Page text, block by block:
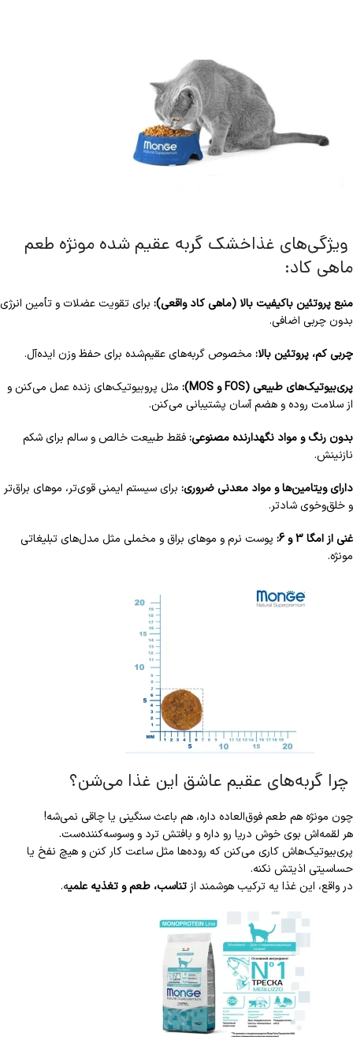
ویژگی‌های غذاخشک گربه عقیم شده مونژه طعم
ماهی کاد:
منبع پروتئین باکیفیت بالا (ماهی کاد واقعی): برای تقویت عضلات و تأمین انرژی
بدون چربی اضافی.
چربی کم، پروتئین بالا: مخصوص گربه‌های عقیم‌شده برای حفظ وزن ایده‌آل.
پری‌بیوتیک‌های طبیعی (FOS و MOS):
مثل پروبیوتیک‌های زنده عمل می‌کنن و
از سلامت روده و هضم آسان پشتیبانی می‌کنن.
بدون رنگ و مواد نگهدارنده مصنوعی:فقط طبیعت خالص و سالم برای شکم
نازنینش.
دارای ویتامین‌ها و مواد معدنی ضروری: برای سیستم ایمنی قوی‌تر، موهای براق‌تر
و خلق‌وخوی شادتر.
غنی از امگا 3 و 6:
پوست نرم و موهای براق و مخملی مثل مدل‌های تبلیغاتی
مونژه.
چرا گربه‌های عقیم عاشق این غذا می‌شن؟
چون مونژه هم طعم فوق‌العاده داره، هم باعث سنگینی یا چاقی نمی‌شه!
هر لقمه‌اش بوی خوش دریا رو داره و بافتش ترد و وسوسه‌کننده‌ست.
پری‌بیوتیک‌هاش کاری می‌کنن که روده‌ها مثل ساعت کار کنن و هیچ نفخ یا
حساسیتی اذیتش نکنه.
در واقع، این غذا یه ترکیب هوشمند ازتناسب، طعم و تغذیه علمیه.